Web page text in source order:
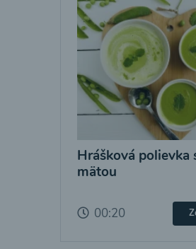
Hrášková polievka
mätou
00:20